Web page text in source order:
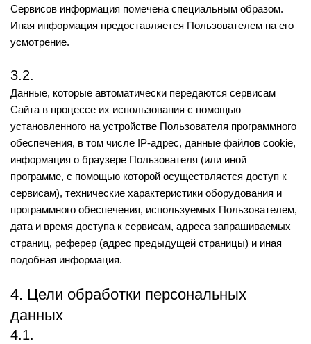
Сервисов информация помечена специальным образом.
Иная информация предоставляется Пользователем на его
усмотрение.
3.2.
Данные, которые автоматически передаются сервисам
Сайта в процессе их использования с помощью
установленного на устройстве Пользователя программного
обеспечения, в том числе IP-адрес, данные файлов cookie,
информация о браузере Пользователя (или иной
программе, с помощью которой осуществляется доступ к
сервисам), технические характеристики оборудования и
программного обеспечения, используемых Пользователем,
дата и время доступа к сервисам, адреса запрашиваемых
страниц, реферер (адрес предыдущей страницы) и иная
подобная информация.
4. Цели обработки персональных
данных
4.1.